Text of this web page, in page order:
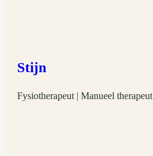
Stijn
Fysiotherapeut | Manueel therapeut